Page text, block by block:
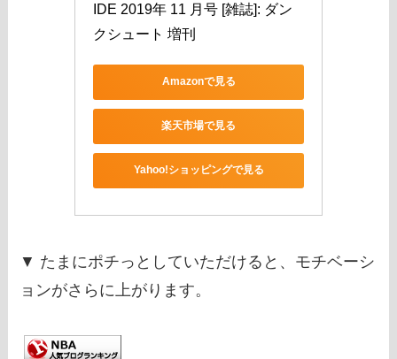
IDE 2019年 11 月号 [雑誌]: ダン
クシュート 増刊
Amazonで見る
楽天市場で見る
Yahoo!ショッピングで見る
▼ たまにポチっとしていただけると、モチベーシ
ョンがさらに上がります。